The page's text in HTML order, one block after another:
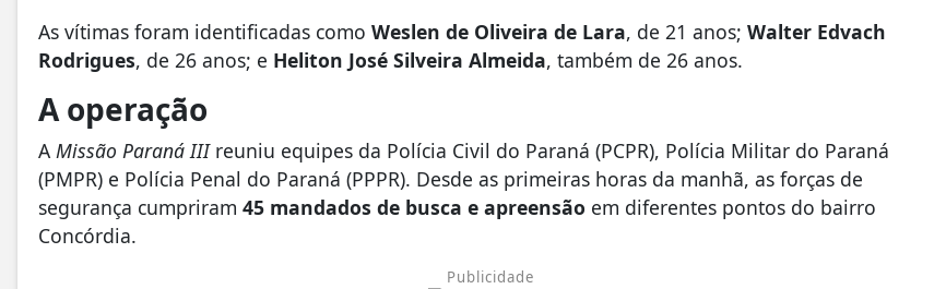
As vítimas foram identificadas como Weslen de Oliveira de Lara, de 21 anos; Walter Edvach
Rodrigues, de 26 anos; e Heliton José Silveira Almeida, também de 26 anos.
A operação
A Missão Paraná IIIreuniu equipes da Polícia Civil do Paraná (PCPR), Polícia Militar do Paraná
(PMPR) e Polícia Penal do Paraná (PPPR). Desde as primeiras horas da manhã, as forças de
segurança cumpriram 45 mandados de busca e apreensão em diferentes pontos do bairro
Concórdia.
Publicidade